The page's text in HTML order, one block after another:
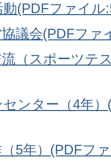
(PDFファイル
議会(PDFファ
（スポーツテ
ンター（4年
5年）(PDFフ